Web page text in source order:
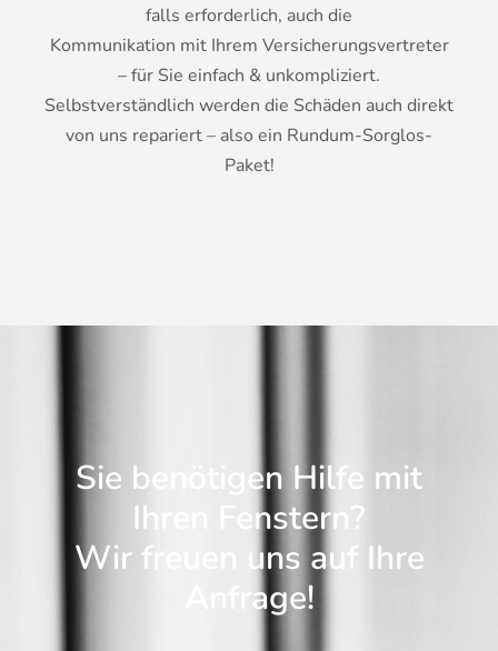
falls erforderlich, auch die
Kommunikation mit Ihrem Versicherungsvertreter
– für Sie einfach & unkompliziert.
Selbstverständlich werden die Schäden auch direkt
von uns repariert – also ein Rundum-Sorglos-
Paket!
Sie benötigen Hilfe mit
Ihren Fenstern?
Wir freuen uns auf Ihre
Anfrage!